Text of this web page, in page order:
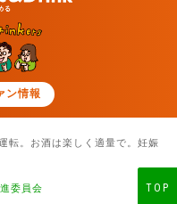
TOP
ン情報
転。お酒は楽しく適量で。 妊娠
委員会